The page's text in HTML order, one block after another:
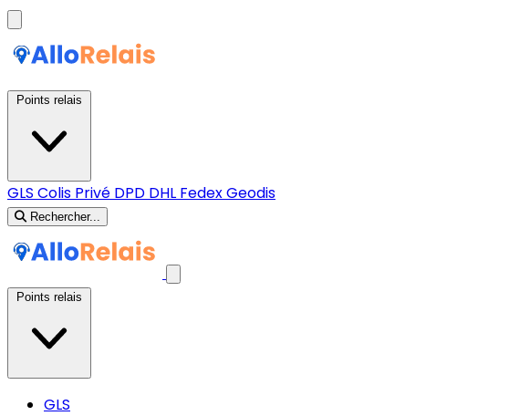
GLS Colis Privé DPD DHL FedexGeodis
Rechercher...
GLS